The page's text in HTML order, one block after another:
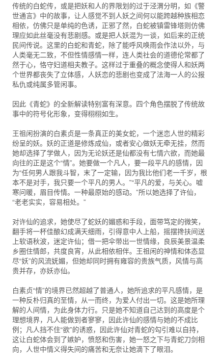
传统的白蛇传，或是把妖和人的界限划的过于泾渭分明，如《警
世通言》中的故事，让人感觉不到人妖之间何以能跨越种族相恋
相依，仿佛只是单纯的色诱，正邪了然，白蛇被镇雷锋塔则仿佛
理应如此丝毫没有悲剧感。或是把人妖混为一谈，如后来的正统
民间传说。这里的白蛇和青蛇，除了能呼风唤雨会作法以外，与
人类毫无二致，不但性情感情一样，连人类社会的道德伦常都了
然于心，恪守妇道相夫教子。这样过于重叠的概念使得人和妖两
个世界都丧失了立体感，人妖恋的悲剧也变成了法海一人的公报
私仇或纯属多管闲事。
因此《青蛇》的全新解读特别富有深意。四个角色摆脱了传统故
事中的符号化形象，变得栩栩如生。
王祖闲扮演的白素贞是一条真正的美女蛇，一个迷恋人世的精彩
纷呈的妖。妖的正道是修炼成仙，或者安心做妖无牵无挂，然而
她却选择了学做人，因为无论妖还是仙都没有七情六欲，而她最
向往的正是这个“情”。她要做一个凡人，要一段平凡的感情，因
为“任何男人跟我斗智，末了一定输，因为我比他们老一千岁，根
本不是对手，我只要一个平凡的男人。”“平凡的爱，与关心。嘘
寒问暖，眉目传情。一种最原始的感动。”所以她选择了许仙，
“老老实实，容易相处。”
对许仙的追求，她使尽了蛇妖的媚惑和手段，面带笃定的微笑，
翻手将一杯佳酿幻成满天细雨，引得意中人上船，摇摆搀扶间送
上软语秋波，迷定许仙；借一把伞带出一世情缘，良辰美景温柔
乡圈住情郎，共度良宵，从此相依相伴。王祖闲的神情和体态显
尽“妖”的风流妩媚，但她却同时拥有雍容的贵族气质，风情与高
贵并存，亦妖亦仙。
白素贞“情”的境界已然超越了普通人，她所追求的平凡感情，是
一种反朴归真的至情，从一而终，为爱人付出一切。这是她所理
解的人间情，为此身体力行。只是她不知道自己达到的高度是个
理想境界，凡人能做到者寥寥，因此许仙的感情与她的不成比
例；凡人挡不住“欲”的诱惑，因此许仙对青蛇的勾引难以自持，
这让白蛇体会到了嫉妒，愤怒和伤害，她一怒之下与青蛇刀剑相
向，人世中情义得失间的痛苦和无奈让她滴下了眼泪。